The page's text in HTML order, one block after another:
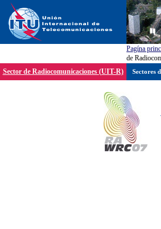
Pagína
de
Sector de Radiocomunicaciones (UIT-R)
Sectores